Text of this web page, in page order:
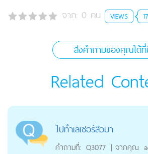
จาก: 0 คน VIEWS
ส่งคำถามของคุณได้
Related
ไปทำเลเซอร์สิวมา
คำถามที่: Q3077 | จากคุณ